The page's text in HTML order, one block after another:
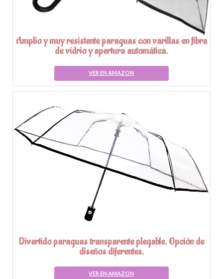
Amplio y muy resistente paraguas con varillas en fibra
de vidrio y apertura automática.
VER EN AMAZON
Divertido paraguas transparente plegable. Opción de
diseños diferentes.
VER EN AMAZON